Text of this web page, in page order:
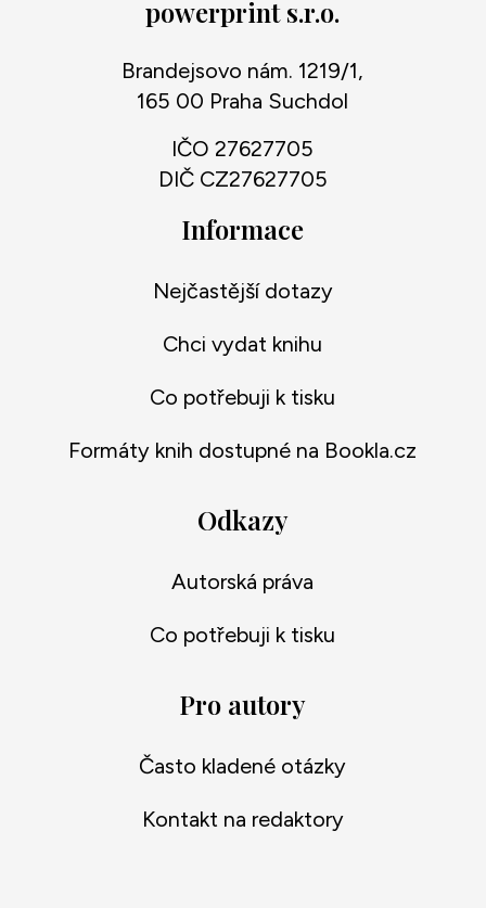
powerprint s.r.o.
Brandejsovo nám. 1219/1,
165 00 Praha Suchdol
IČO 27627705
DIČ CZ27627705
Informace
Nejčastější dotazy
Chci vydat knihu
Co potřebuji k tisku
Formáty knih dostupné na Bookla.cz
Odkazy
Autorská práva
Co potřebuji k tisku
Pro autory
Často kladené otázky
Kontakt na redaktory